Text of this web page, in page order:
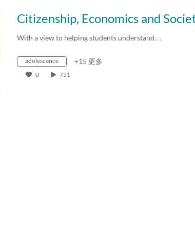
With a view to helping students understand…
adolescence +15 更多
0 751